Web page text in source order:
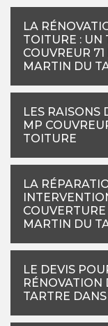
LA
TOITURE : UN
COUVREUR
MARTIN DU
LES RAISONS
MP
TOITURE
LA
MARTIN DU
LE DEVIS
RÉNOVATION
TARTRE